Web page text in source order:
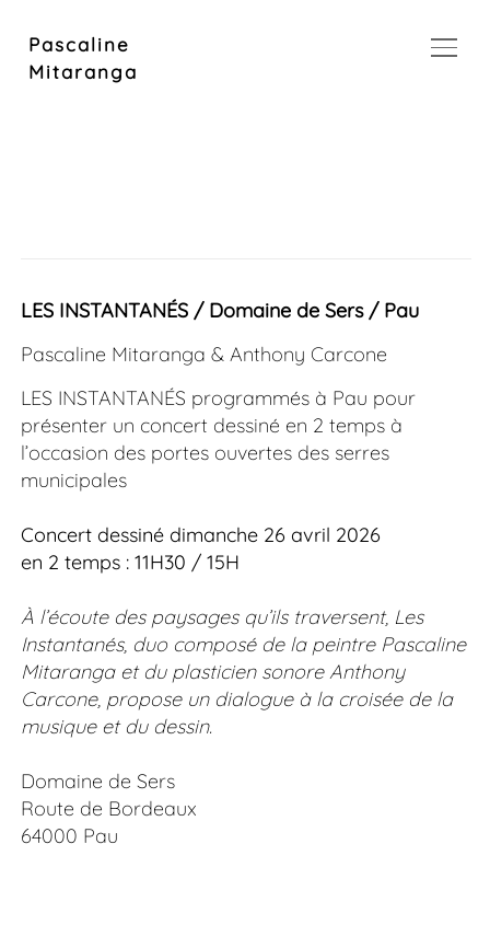
Pascaline
Mitaranga
LES INSTANTANÉS / Domaine de Sers / Pau
Pascaline Mitaranga & Anthony Carcone
LES INSTANTANÉS programmés à Pau pour
présenter un concert dessiné en 2 temps à
l’occasion des portes ouvertes des serres
municipales
Concert dessiné dimanche 26 avril 2026
en 2 temps : 11H30 / 15H
À l’écoute des paysages qu’ils traversent, Les
Instantanés, duo composé de la peintre Pascaline
Mitaranga et du plasticien sonore Anthony
Carcone, propose un dialogue à la croisée de la
musique et du dessin.
Domaine de Sers
Route de Bordeaux
64000 Pau